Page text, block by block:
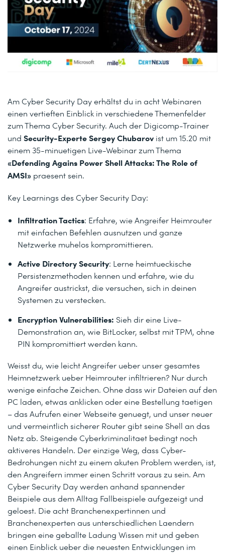
Am Cyber Security Day erhältst du in acht Webinaren
einen vertieften Einblick in verschiedene Themenfelder
zum Thema Cyber Security. Auch der Digicomp-Trainer
und Security-Experte Sergey Chubarov ist um 15.20 mit
einem 35-minuetigen Live-Webinar zum Thema
«Defending Agains Power Shell Attacks: The Role of
AMSI» praesent sein.
Key Learnings des Cyber Security Day:
Infiltration Tactics: Erfahre, wie Angreifer Heimrouter
mit einfachen Befehlen ausnutzen und ganze
Netzwerke muhelos kompromittieren.
Active Directory Security: Lerne heimtueckische
Persistenzmethoden kennen und erfahre, wie du
Angreifer austrickst, die versuchen, sich in deinen
Systemen zu verstecken.
Encryption Vulnerabilities: Sieh dir eine Live-
Demonstration an, wie BitLocker, selbst mit TPM, ohne
PIN kompromittiert werden kann.
Weisst du, wie leicht Angreifer ueber unser gesamtes
Heimnetzwerk ueber Heimrouter infiltrieren? Nur durch
wenige einfache Zeichen. Ohne dass wir Dateien auf den
PC laden, etwas anklicken oder eine Bestellung taetigen
– das Aufrufen einer Webseite genuegt, und unser neuer
und vermeintlich sicherer Router gibt seine Shell an das
Netz ab. Steigende Cyberkriminalitaet bedingt noch
aktiveres Handeln. Der einzige Weg, dass Cyber-
Bedrohungen nicht zu einem akuten Problem werden, ist,
den Angreifern immer einen Schritt voraus zu sein. Am
Cyber Security Day werden anhand spannender
Beispiele aus dem Alltag Fallbeispiele aufgezeigt und
geloest. Die acht Branchenexpertinnen und
Branchenexperten aus unterschiedlichen Laendern
bringen eine geballte Ladung Wissen mit und geben
einen Einblick ueber die neuesten Entwicklungen im